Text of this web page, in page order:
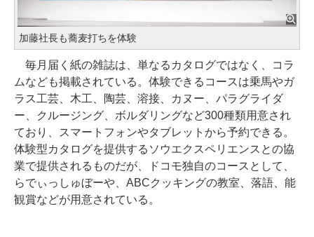
加藤社長も蕎麦打ちを体験
毎月届く紙の雑誌は、単なるカタログではなく、コラ
ムなども掲載されている。体験できるコースは乗馬やガ
ラス工芸、木工、陶芸、溶接、カヌー、パラグライダ
ー、クルージング、ボルダリングなど300種類用意され
ており、スマートフォンやタブレットから予約できる。
体験型カタログを提供するソウエクスペリエンスとの協
業で提供されるものだが、ドコモ独自のコースとして、
らでぃっしゅぼーや、ABCクッキングの教室、落語、能
観賞などが用意されている。